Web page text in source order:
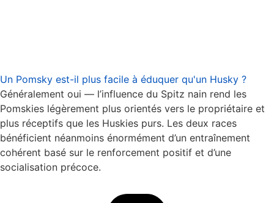
Un Pomsky est-il plus facile à éduquer qu'un Husky ?
Généralement oui — l’influence du Spitz nain rend les
Pomskies légèrement plus orientés vers le propriétaire et
plus réceptifs que les Huskies purs. Les deux races
bénéficient néanmoins énormément d’un entraînement
cohérent basé sur le renforcement positif et d’une
socialisation précoce.